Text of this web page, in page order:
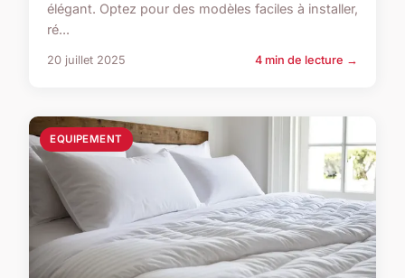
élégant. Optez pour des modèles faciles à installer,
ré...
20 juillet 2025 4 min de lecture →
EQUIPEMENT